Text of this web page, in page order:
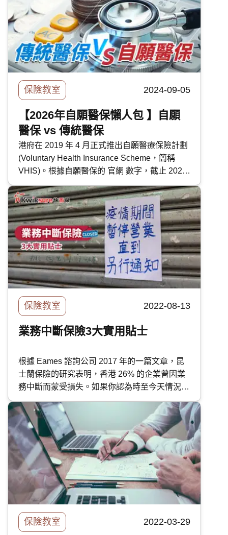
由於遊艇價格不菲，除了必須購買的強制第三者
風險保險外，船主亦應考慮為其加購全面保障以
防意外發生。今次快而保便探討遊艇保險的類
型、保障範圍及其他應注意的事項。
保險教室 2024-09-05
【2026年自願醫保懶人包 】自願
醫保 vs 傳統醫保
港府在 2019 年 4 月正式推出自願醫療保險計劃
(Voluntary Health Insurance Scheme，簡稱
VHIS)。根據自願醫保的 官網 數字，截止 2020
年 7 月 8 日，市場上已有 29 款標準計劃及 211
款靈活計劃出爐，可謂花多眼亂。 不知道應該
怎樣選擇？想知自願醫保跟一般醫保有甚麼分
別？扣稅怎樣申請？快而保特別整合了以下的懶
人包，為大家解答疑難。
保險教室 2022-08-13
業務中斷保險3大實用貼士
根據 Eames 諮詢公司 2017 年的一篇文章，昆
士蘭保險的研究表明，香港 26% 的企業曾因業
務中斷而蒙受損失。如果你認為時至今天情況已
有改善，那麼你就大錯特錯了。不確定的經濟形
勢、全球供應鏈的中斷、不斷上升的通貨膨脹和
其他宏觀因素，繼續影響著香港的企業和其盈
利。 因此，購買業務中斷保險至關重要，因為
它能保障各種潛在的企業風險，但究竟什麼是業
務中斷保險？快而保的這篇文章會為你深入探討
這種保險。 香港的業務中斷風險 根據 2022 年
安聯保險的 風險晴雨表 ，業務中斷被列為繼網
絡風險之後的第二大關注風險，它導致的收入損
失可能會損害公司的收入來源，導致公司無法支
付持續經營成本。
保險教室 2022-03-29